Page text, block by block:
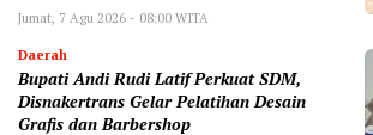
Jumat, 7 Agu 2026 - 08:00 WITA
Daerah
Bupati Andi Rudi Latif Perkuat SDM,
Disnakertrans Gelar Pelatihan Desain
Grafis dan Barbershop